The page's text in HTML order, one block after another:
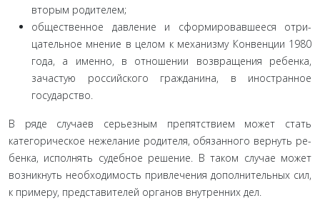
вторым родителем;
общественное давление и сформировавшееся отри­
цательное мнение в целом к механизму Конвенции 1980
года, а именно, в отношении возвращения ребенка,
зачастую рос­сийского гражданина, в иностранное
государство.
В ряде случаев серьезным препятствием может стать
категорическое нежелание родителя, обязанного вернуть ре­
бенка, исполнять судебное решение. В таком случае может
возникнуть необходимость привлечения дополнительных сил,
к примеру, представителей органов внутренних дел.